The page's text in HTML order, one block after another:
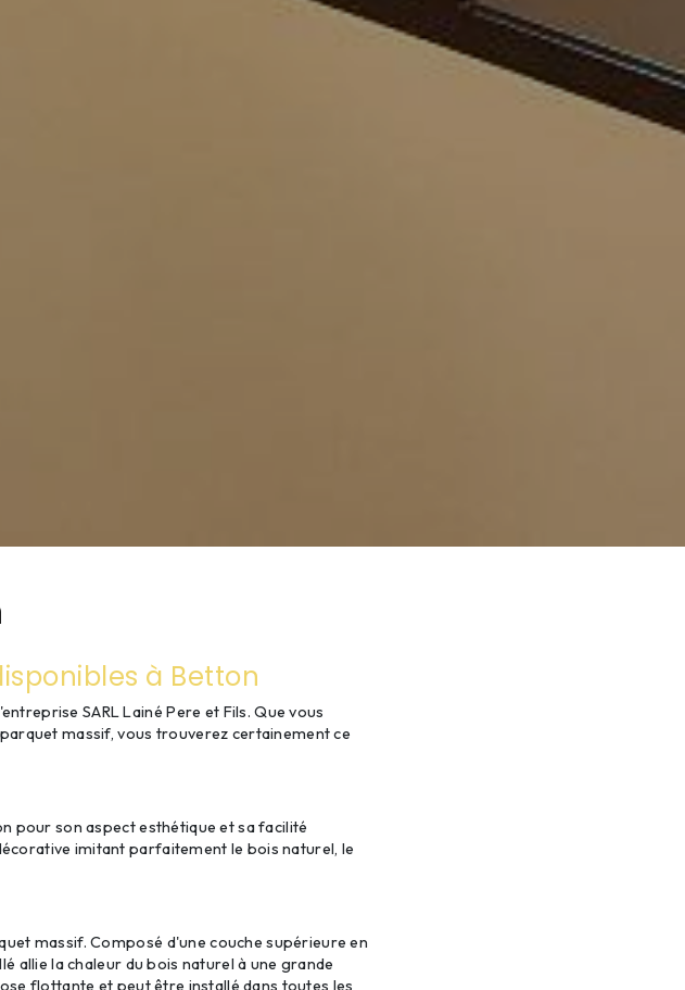
à Betton
SARL Lainé Pere et Fils. Que vous
massif, vous trouverez certainement ce
pour son aspect esthétique et sa facilité
imitant parfaitement le bois naturel, le
massif. Composé d'une couche supérieure en
allie la chaleur du bois naturel à une grande
flottante et peut être installé dans toutes les